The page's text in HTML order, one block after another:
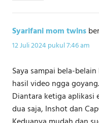
Syarifani mom twins
12 Juli 2024 pukul 7:46 am
Saya sampai bela-
hasil video ngga goyang.
Diantara ketiga aplikasi
dua saja, Inshot dan